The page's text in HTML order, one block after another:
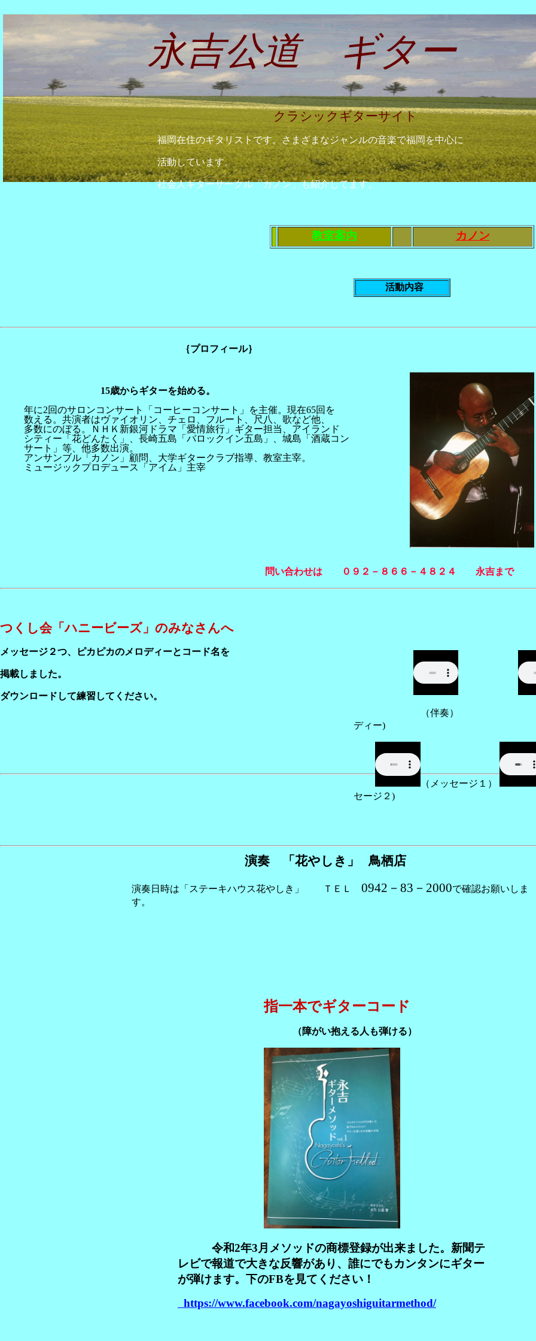
教室案内 カノン
活動内容
｛プロフィール｝
永吉公道 ギター
クラシックギターサイト
福岡在住のギタリストです。さまざまなジャンルの音楽で福岡を中心に
活動しています。
社会人ギターサークル「カノン」も紹介してます。
15歳からギターを始める。
年に2回のサロンコンサート「コーヒーコンサート」を主催。現在65回を
数える。共演者はヴァイオリン、チェロ、フルート、尺八、歌など他、
多数にのぼる。ＮＨＫ新銀河ドラマ「愛情旅行」ギター担当、アイランド
シティー「花どんたく」、長崎五島「バロックイン五島」、城島「酒蔵コン
サート」等、他多数出演。
アンサンブル「カノン」顧問、大学ギタークラブ指導、教室主宰。
ミュージックプロデュース「アイム」主宰
（伴奏） (
ディー)
（メッセージ１）
セージ２)
問い合わせは ０９２－８６６－４８２４ 永吉まで
つくし会「ハニービーズ」のみなさんへ
メッセージ２つ、ピカピカのメロディーとコード名を
掲載しました。
ダウンロードして練習してください。
指一本でギターコード
（障がい抱える人も弾ける）
令和2年3月メソッドの商標登録が出来ました。新聞テ
レビで報道で大きな反響があり、誰にでもカンタンにギター
が弾けます。下のFBを見てください！
https://www.facebook.com/nagayoshiguitarmethod/
演奏 「花やしき」 鳥栖店
演奏日時は「ステーキハウス花やしき」 ＴＥＬ 0942－83－2000で確認お願いしま
す。